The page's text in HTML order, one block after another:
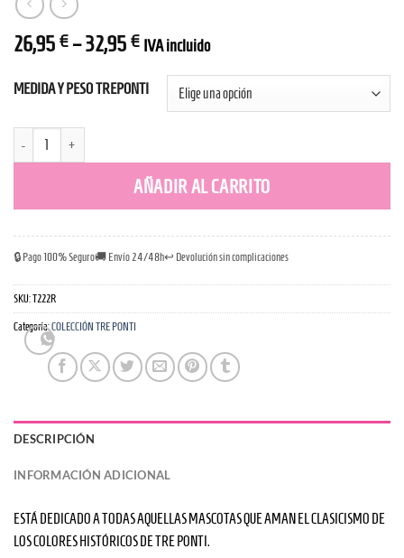
26,95 € –32,95 € IVA incluido
MEDIDA Y PESO TREPONTI
Arnés TrePonti Acolchado Rojo Cierre Americano cantidad
AÑADIR AL CARRITO
🔒 Pago 100% Seguro🚚 Envío 24/48h↩️ Devolución sin complicaciones
SKU:T222R
Categoría:COLECCIÓN TRE PONTI
DESCRIPCIÓN
INFORMACIÓN ADICIONAL
ESTÁ DEDICADO A TODAS AQUELLAS MASCOTAS QUE AMAN EL CLASICISMO DE
LOS COLORES HISTÓRICOS DE TRE PONTI.